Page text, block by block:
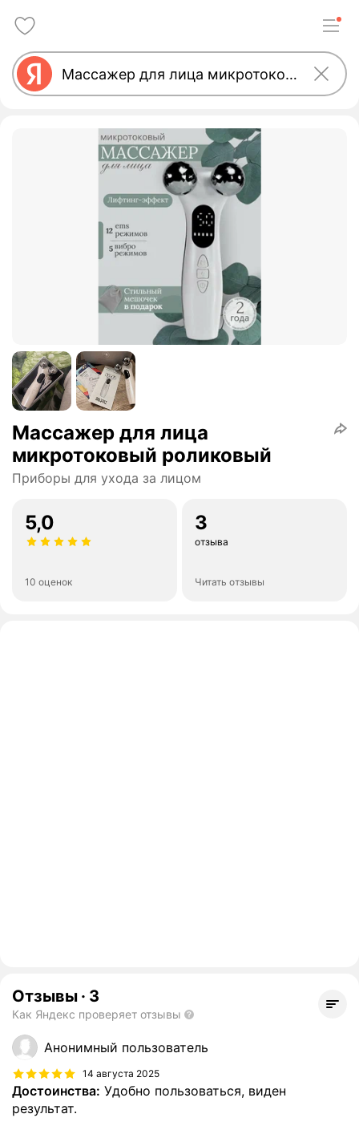
Массажер для лица
микротоковый роликовый
Приборы для ухода за лицом
5,0
10 оценок
3
отзыва
Читать отзывы
Отзывы · 3
Как Яндекс проверяет отзывы
Анонимный пользователь
14 августа 2025
Достоинства: Удобно пользоваться, виден
результат.